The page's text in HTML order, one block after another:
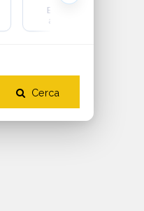
Ecologia e
ambiente
Cerca